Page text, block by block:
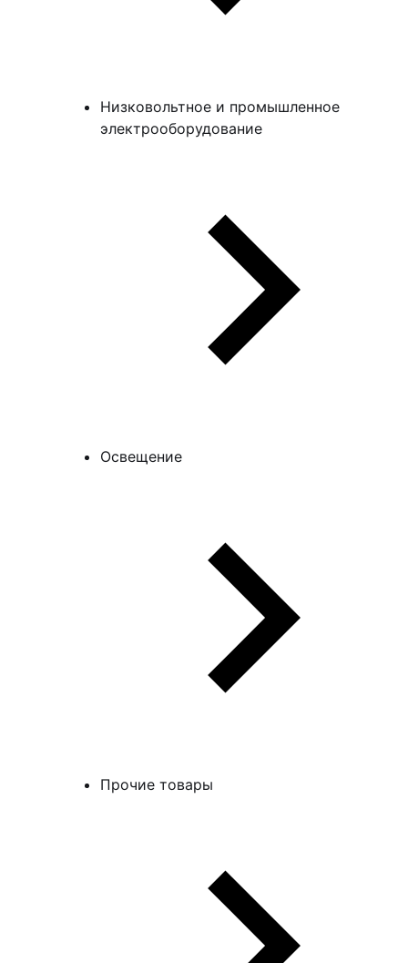
Низковольтное и промышленное
электрооборудование
Освещение
Прочие товары